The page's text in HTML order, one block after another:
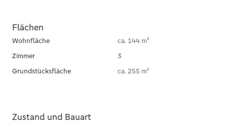
Flächen
Wohnfläche
ca. 144 m²
Zimmer
3
Grundstücksfläche
ca. 255 m²
Zustand und Bauart